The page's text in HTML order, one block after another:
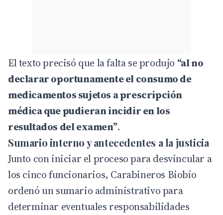
El texto precisó que la falta se produjo “al no
declarar oportunamente el consumo de
medicamentos sujetos a prescripción
médica que pudieran incidir en los
resultados del examen”.
Sumario interno y antecedentes a la justicia
Junto con iniciar el proceso para desvincular a
los cinco funcionarios, Carabineros Biobío
ordenó un sumario administrativo para
determinar eventuales responsabilidades